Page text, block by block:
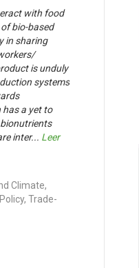
with food
bio-based
in sharing
is unduly
systems
a yet to
inter... Leer
Climate,
Trade-